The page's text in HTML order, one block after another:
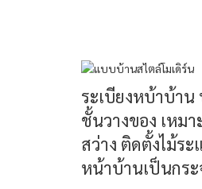
ระเบียงหบ้าบ้า
ชั้นวางของ เหม
สว่าง ติดตั้งไม้ร
หน้าบ้านเป็นกร